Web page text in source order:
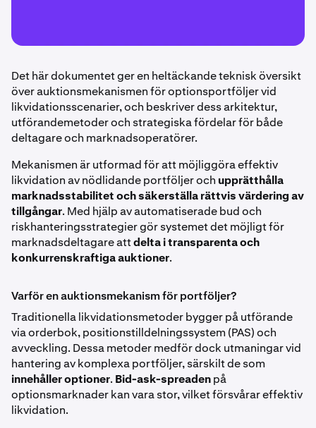
Det här dokumentet ger en heltäckande teknisk översikt
över auktionsmekanismen för optionsportföljer vid
likvidationsscenarier, och beskriver dess arkitektur,
utförandemetoder och strategiska fördelar för både
deltagare och marknadsoperatörer.
Mekanismen är utformad för att möjliggöra effektiv
likvidation av nödlidande portföljer och upprätthålla
marknadsstabilitet och säkerställa rättvis värdering av
tillgångar. Med hjälp av automatiserade bud och
riskhanteringsstrategier gör systemet det möjligt för
marknadsdeltagare attdelta i transparenta och
konkurrenskraftiga auktioner.
Varför en auktionsmekanism för portföljer?
Traditionella likvidationsmetoder bygger på utförande
via orderbok, positionstilldelningssystem (PAS) och
avveckling. Dessa metoder medför dock utmaningar vid
hantering av komplexa portföljer, särskilt de som
innehåller optioner. Bid-ask-spreadenpå
optionsmarknader kan vara stor, vilket försvårar effektiv
likvidation.